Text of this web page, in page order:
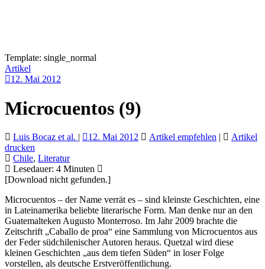
Template: single_normal
Artikel
12. Mai 2012
Microcuentos (9)
Luis Bocaz et al. | 12. Mai 2012 Artikel empfehlen |
Artikel
drucken
Chile, Literatur
Lesedauer: 4 Minuten
[Download nicht gefunden.]
Microcuentos – der Name verrät es – sind kleinste Geschichten, eine
in Lateinamerika beliebte literarische Form. Man denke nur an den
Guatemalteken Augusto Monterroso. Im Jahr 2009 brachte die
Zeitschrift „Caballo de proa“ eine Sammlung von Microcuentos aus
der Feder südchilenischer Autoren heraus. Quetzal wird diese
kleinen Geschichten „aus dem tiefen Süden“ in loser Folge
vorstellen, als deutsche Erstveröffentlichung.